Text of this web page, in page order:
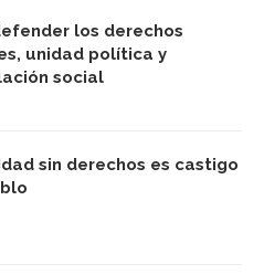
los derechos
unidad política y
social
sin derechos es castigo